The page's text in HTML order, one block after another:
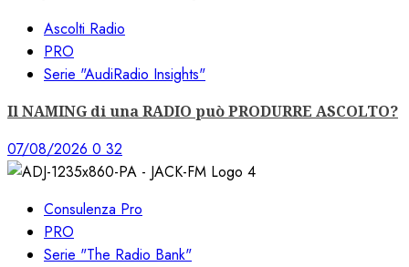
Ascolti Radio
PRO
Serie "AudiRadio Insights"
Il NAMING di una RADIO può PRODURRE ASCOLTO?
07/08/2026 0 32
Consulenza Pro
PRO
Serie "The Radio Bank"